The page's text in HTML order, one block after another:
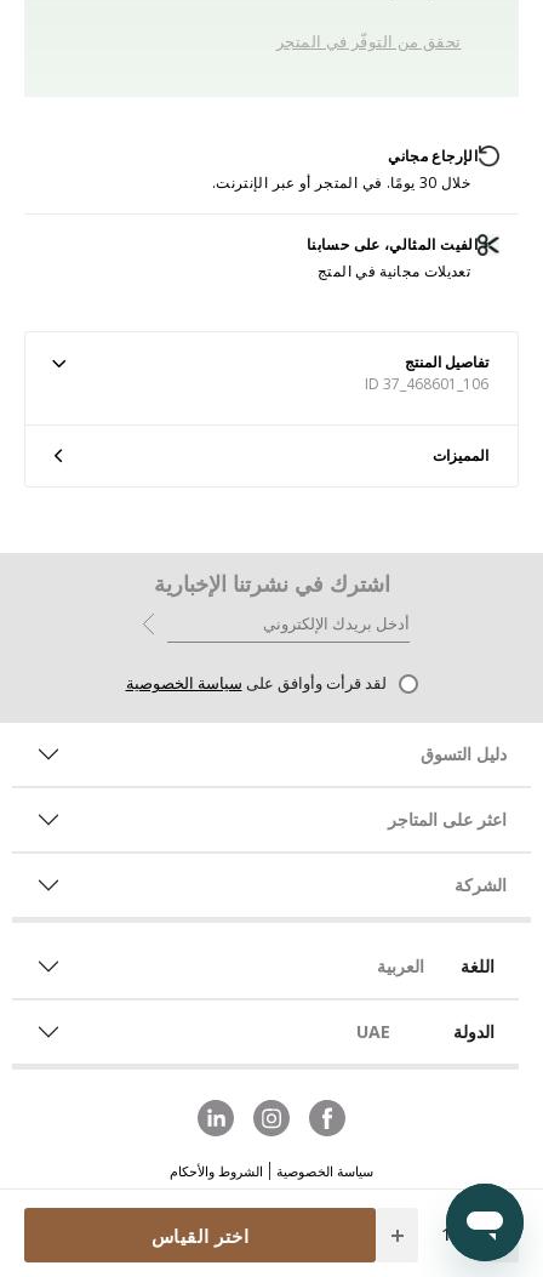
Quantity
اختر القياس
تحقق من التوفّر في المتجر
الإرجاع مجاني
خلال 30 يومًا. في المتجر أو عبر الإنترنت.
الفيت المثالي، على حسابنا
تعديلات مجانية في المتج
تفاصيل المنتج
ID 37_468601_106
المميزات
اشترك في نشرتنا الإخبارية
لقد قرأت وأوافق على سياسة الخصوصية
دليل التسوق
اعثر على المتاجر
الشركة
اللغة العربية
الدولة UAE
سياسة الخصوصية الشروط والأحكام